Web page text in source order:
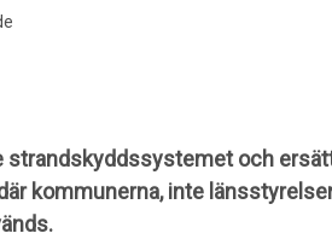
strandskyddssystemet och
kommunerna, inte